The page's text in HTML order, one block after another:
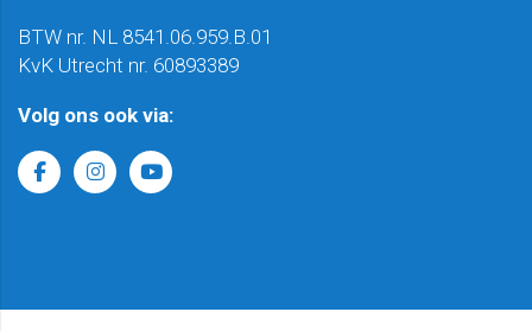
BTW nr. NL 8541.06.959.B.01
KvK Utrecht nr. 60893389
Volg ons ook via: